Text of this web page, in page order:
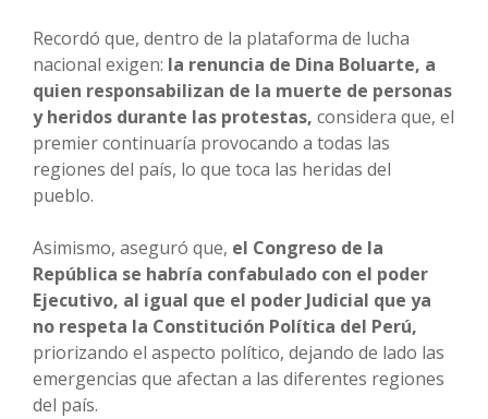
Recordó que, dentro de la plataforma de lucha
nacional exigen: la renuncia de Dina Boluarte, a
quien responsabilizan de la muerte de personas
y heridos durante las protestas, considera que, el
premier continuaría provocando a todas las
regiones del país, lo que toca las heridas del
pueblo.
Asimismo, aseguró que, el Congreso de la
República se habría confabulado con el poder
Ejecutivo, al igual que el poder Judicial que ya
no respeta la Constitución Política del Perú,
priorizando el aspecto político, dejando de lado las
emergencias que afectan a las diferentes regiones
del país.